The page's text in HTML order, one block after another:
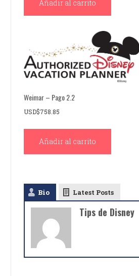
Añadir al carrito
Weimar – Pago 2.2
USD$758.85
Añadir al carrito
Bio Latest Posts
Tips de Disney